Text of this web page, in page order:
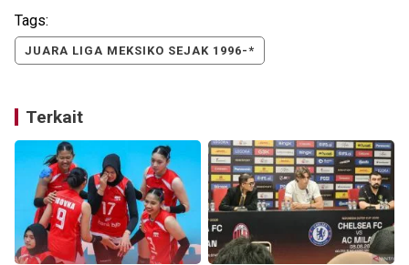
Tags:
JUARA LIGA MEKSIKO SEJAK 1996-*
Terkait